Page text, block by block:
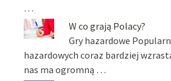
…
W co grają Polacy?
Gry hazardowe
hazardowych coraz bardziej
nas ma ogromną …